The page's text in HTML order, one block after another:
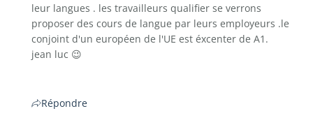
leur langues . les travailleurs qualifier se verrons
proposer des cours de langue par leurs employeurs .le
conjoint d'un européen de l'UE est éxcenter de A1.
jean luc 😉
Répondre